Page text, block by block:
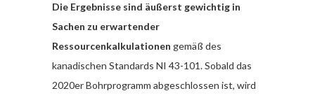
Die Ergebnisse sind äußerst gewichtig in
Sachen zu erwartender
Ressourcenkalkulationen gemäß des
kanadischen Standards NI 43-101. Sobald das
2020er Bohrprogramm abgeschlossen ist, wird